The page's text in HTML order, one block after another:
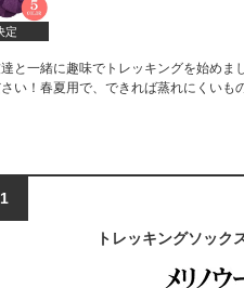
定
と一緒に趣味でトレッキングを始め
い！春夏用で、できれば蒸れにくい
1